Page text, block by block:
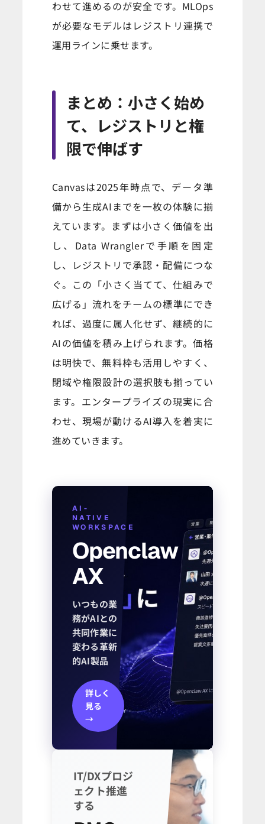
わせて進めるのが安全です。MLOps
が必要なモデルはレジストリ連携で
運用ラインに乗せます。
まとめ：小さく始め
て、レジストリと権
限で伸ばす
Canvasは2025年時点で、データ準
備から生成AIまでを一枚の体験に揃
えています。まずは小さく価値を出
し、Data Wranglerで手順を固定
し、レジストリで承認・配備につな
ぐ。この「小さく当てて、仕組みで
広げる」流れをチームの標準にでき
れば、過度に属人化せず、継続的に
AIの価値を積み上げられます。価格
は明快で、無料枠も活用しやすく、
閉域や権限設計の選択肢も揃ってい
ます。エンタープライズの現実に合
わせ、現場が動けるAI導入を着実に
進めていきます。
AI-
NATIVE
WORKSPACE
Openclaw
AX
いつもの業
務がAIとの
共同作業に
変わる革新
的AI製品
詳しく
見る
→
IT/DXプロジ
ェクト推進
する